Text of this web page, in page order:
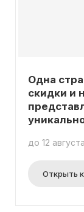
Одна
скидки и
до 12
Открыть